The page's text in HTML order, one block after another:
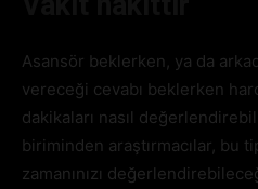
Asansör beklerken, ya da
vereceği cevabı beklerken
dakikaları nasıl
biriminden araştırmacılar, bu
zamanınızı